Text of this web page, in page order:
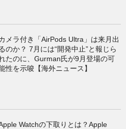
メラ付き「AirPods Ultra」は来月出
のか？ 7月には“開発中止”と報じら
たのに、Gurman氏が9月登場の可
性を示唆【海外ニュース】
Watchの下取りとは？Apple